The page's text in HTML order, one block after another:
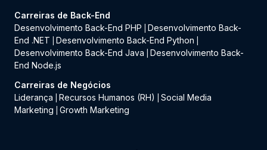
Carreiras de Back-End
Desenvolvimento Back-End PHP
Desenvolvimento Back-
End .NET
Desenvolvimento Back-End Python
Desenvolvimento Back-End Java
Desenvolvimento Back-
End Node.js
Carreiras de Negócios
Liderança
Recursos Humanos (RH)
Social Media
Marketing
Growth Marketing